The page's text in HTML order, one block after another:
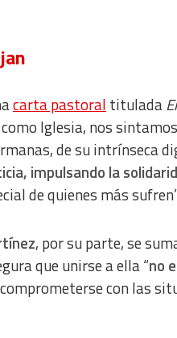
carta pastoral titulada
Iglesia, nos
de su intrínseca
impulsando la
de quienes más
, por su parte, se
que unirse a ella “no
con las